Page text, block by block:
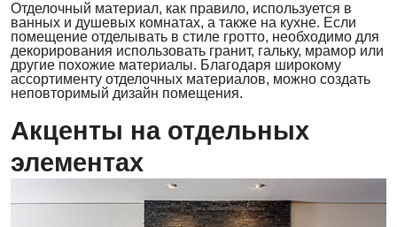
Отделочный материал, как правило, используется в
ванных и душевых комнатах, а также на кухне. Если
помещение отделывать в стиле гротто, необходимо для
декорирования использовать гранит, гальку, мрамор или
другие похожие материалы. Благодаря широкому
ассортименту отделочных материалов, можно создать
неповторимый дизайн помещения.
Акценты на отдельных
элементах